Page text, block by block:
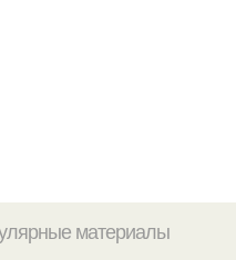
материалы